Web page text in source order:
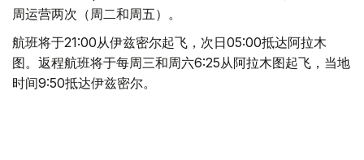
周运营两次（周二和周五）。
航班将于21:00从伊兹密尔起飞，次日05:00抵达阿拉木
图。返程航班将于每周三和周六6:25从阿拉木图起飞，当地
时间9:50抵达伊兹密尔。